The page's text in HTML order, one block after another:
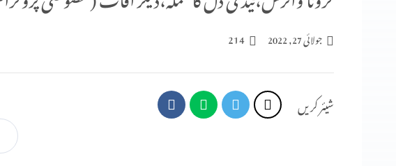
جولائی 27, 2022 214
شیئر کریں